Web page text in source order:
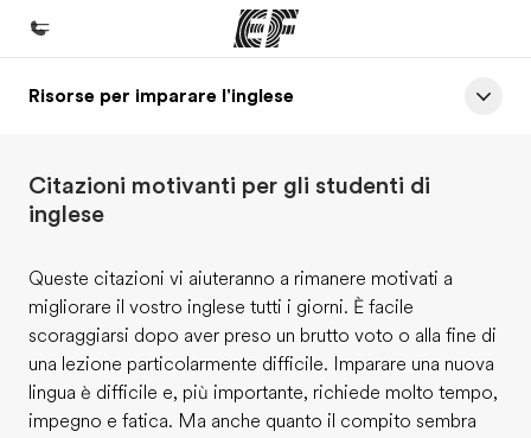
Homepage
Programmi
Uffici
Trova l'ufficio più vicino
Chi siamo
La nostra organizzazione
Risorse per imparare l'inglese
Citazioni motivanti per gli studenti di
inglese
Queste citazioni vi aiuteranno a rimanere motivati a
migliorare il vostro inglese tutti i giorni. È facile
scoraggiarsi dopo aver preso un brutto voto o alla fine di
una lezione particolarmente difficile. Imparare una nuova
lingua è difficile e, più importante, richiede molto tempo,
impegno e fatica. Ma anche quanto il compito sembra